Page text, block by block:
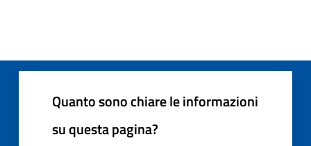
Quanto sono chiare le informazioni
su questa pagina?